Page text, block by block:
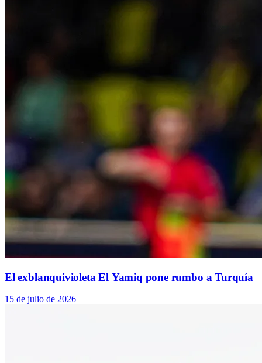
El exblanquivioleta El Yamiq pone rumbo a Turquía
15 de julio de 2026